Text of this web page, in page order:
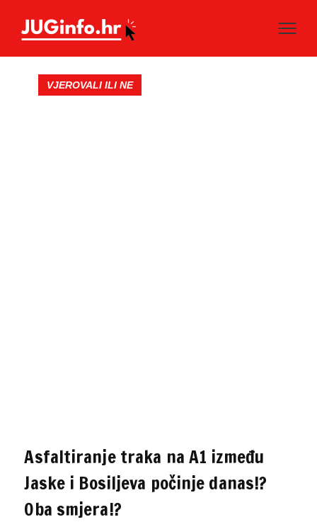
VJEROVALI ILI NE
Asfaltiranje traka na A1 između
Jaske i Bosiljeva počinje danas!?
Oba smjera!?